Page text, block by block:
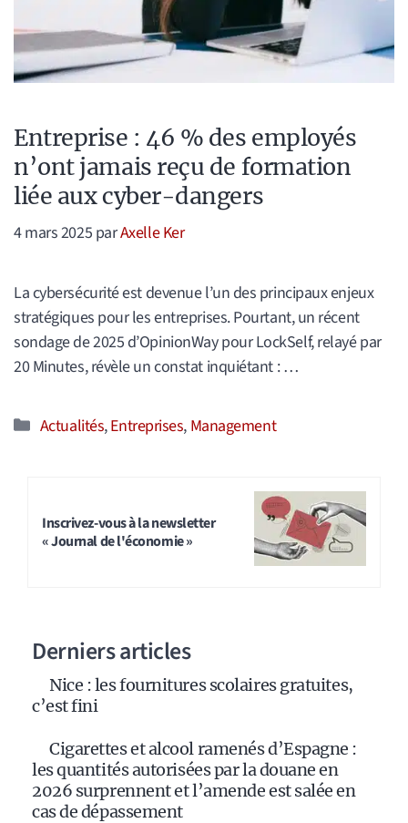
Entreprise : 46 % des employés
n’ont jamais reçu de formation
liée aux cyber-dangers
4 mars 2025 parAxelle Ker
La cybersécurité est devenue l’un des principaux enjeux
stratégiques pour les entreprises. Pourtant, un récent
sondage de 2025 d’OpinionWay pour LockSelf, relayé par
20 Minutes, révèle un constat inquiétant : …
Catégories
Actualités,Entreprises, Management
Inscrivez-vous à la newsletter
« Journal de l'économie »
Derniers articles
Nice : les fournitures scolaires gratuites,
c’est fini
Cigarettes et alcool ramenés d’Espagne :
les quantités autorisées par la douane en
2026 surprennent et l’amende est salée en
cas de dépassement